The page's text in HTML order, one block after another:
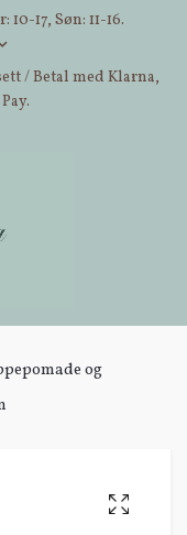
17, Søn: 11-16.
/ Betal med Klarna,
og